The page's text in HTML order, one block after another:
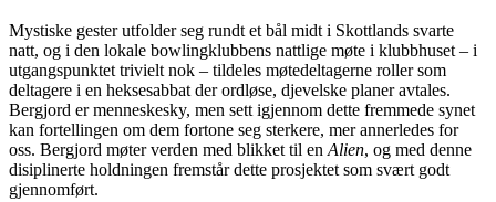
Mystiske gester utfolder seg rundt et bål midt i Skottlands svarte
natt, og i den lokale bowlingklubbens nattlige møte i klubbhuset – i
utgangspunktet trivielt nok – tildeles møtedeltagerne roller som
deltagere i en heksesabbat der ordløse, djevelske planer avtales.
Bergjord er menneskesky, men sett igjennom dette fremmede synet
kan fortellingen om dem fortone seg sterkere, mer annerledes for
oss. Bergjord møter verden med blikket til en Alien, og med denne
disiplinerte holdningen fremstår dette prosjektet som svært godt
gjennomført.